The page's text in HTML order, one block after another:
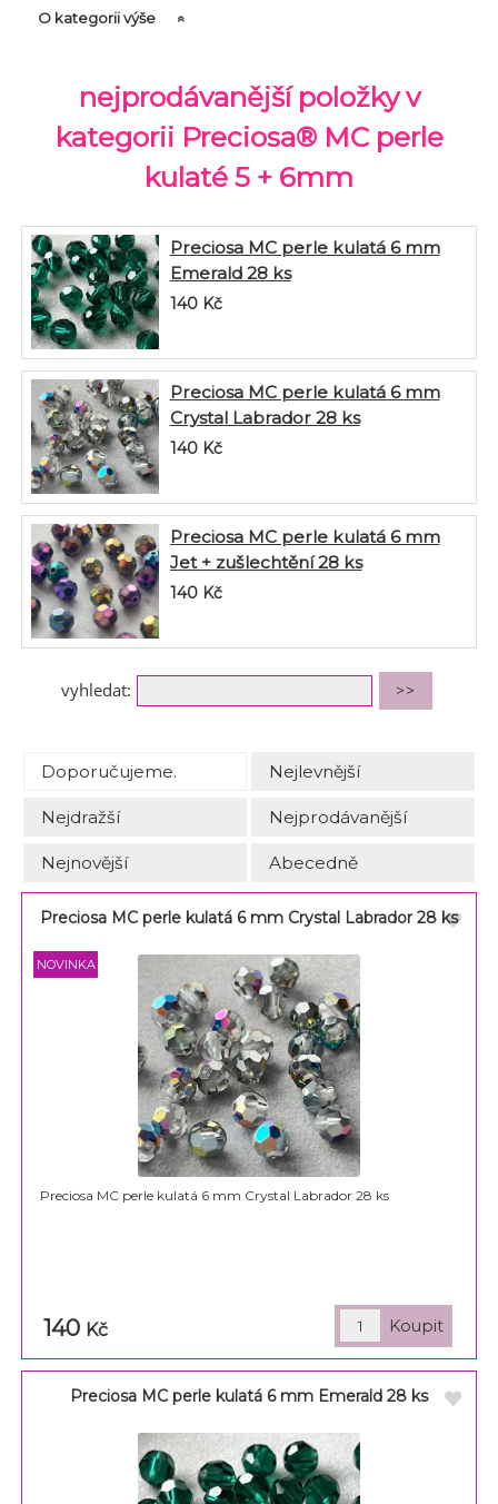
O kategorii výše
nejprodávanější položky v
kategorii Preciosa® MC perle
kulaté 5 + 6mm
Preciosa MC perle kulatá 6 mm
Emerald 28 ks
140 Kč
Preciosa MC perle kulatá 6 mm
Crystal Labrador 28 ks
140 Kč
Preciosa MC perle kulatá 6 mm
Jet + zušlechtění 28 ks
140 Kč
vyhledat:
Doporučujeme. Nejlevnější
Nejdražší Nejprodávanější
Nejnovější Abecedně
Preciosa MC perle kulatá 6 mm Crystal Labrador 28 ks
Preciosa MC perle kulatá 6 mm Crystal Labrador 28 ks
140 Kč
Preciosa MC perle kulatá 6 mm Emerald 28 ks